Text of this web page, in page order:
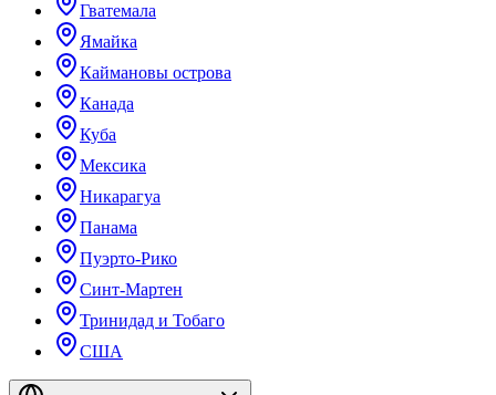
Гватемала
Ямайка
Каймановы острова
Канада
Куба
Мексика
Никарагуа
Панама
Пуэрто-Рико
Синт-Мартен
Тринидад и Тобаго
США